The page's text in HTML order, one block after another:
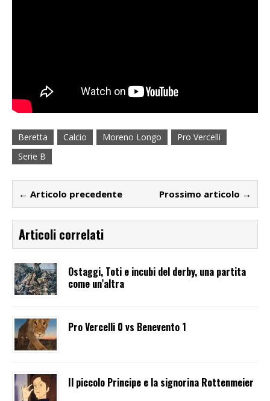
Beretta Calcio Moreno Longo
Pro Vercelli
Serie B
← Articolo precedente Prossimo articolo →
Articoli correlati
Ostaggi, Toti e incubi del derby, una partita
come un’altra
Pro Vercelli 0 vs Benevento 1
Il piccolo Principe e la signorina Rottenmeier